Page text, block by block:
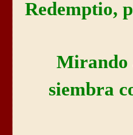
Redemptio,
Mirando
siembra